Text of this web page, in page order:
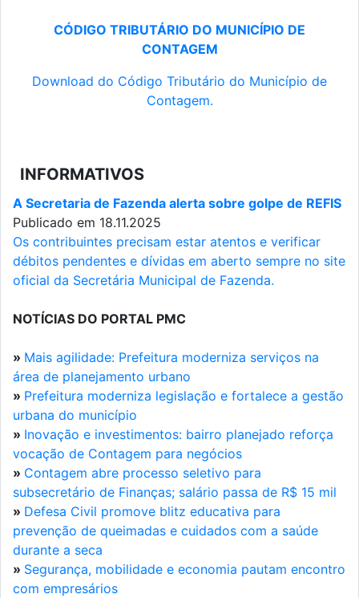
CÓDIGO TRIBUTÁRIO DO MUNICÍPIO DE
CONTAGEM
Download do Código Tributário do Município de
Contagem.
INFORMATIVOS
A Secretaria de Fazenda alerta sobre golpe de REFIS
Publicado em 18.11.2025
Os contribuintes precisam estar atentos e verificar
débitos pendentes e dívidas em aberto sempre no site
oficial da Secretária Municipal de Fazenda.
NOTÍCIAS DO PORTAL PMC
» Mais agilidade: Prefeitura moderniza serviços na
área de planejamento urbano
» Prefeitura moderniza legislação e fortalece a gestão
urbana do município
» Inovação e investimentos: bairro planejado reforça
vocação de Contagem para negócios
» Contagem abre processo seletivo para
subsecretário de Finanças; salário passa de R$ 15 mil
» Defesa Civil promove blitz educativa para
prevenção de queimadas e cuidados com a saúde
durante a seca
» Segurança, mobilidade e economia pautam encontro
com empresários